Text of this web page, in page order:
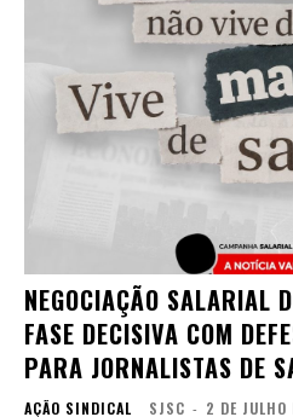
NEGOCIAÇÃO SALARIAL
FASE DECISIVA COM
PARA JORNALISTAS DE
AÇÃO SINDICAL SJSC - 2 DE